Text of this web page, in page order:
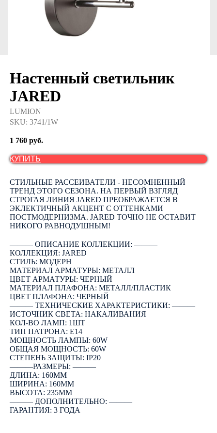
Настенный светильник
JARED
LUMION
SKU: 3741/1W
1 760 руб.
КУПИТЬ
СТИЛЬНЫЕ РАССЕИВАТЕЛИ - НЕСОМНЕННЫЙ
ТРЕНД ЭТОГО СЕЗОНА. НА ПЕРВЫЙ ВЗГЛЯД
СТРОГАЯ ЛИНИЯ JARED ПРЕОБРАЖАЕТСЯ В
ЭКЛЕКТИЧНЫЙ АКЦЕНТ С ОТТЕНКАМИ
ПОСТМОДЕРНИЗМА. JARED ТОЧНО НЕ ОСТАВИТ
НИКОГО РАВНОДУШНЫМ!
――― ОПИСАНИЕ КОЛЛЕКЦИИ: ―――
КОЛЛЕКЦИЯ: JARED
СТИЛЬ: МОДЕРН
МАТЕРИАЛ АРМАТУРЫ: МЕТАЛЛ
ЦВЕТ АРМАТУРЫ: ЧЕРНЫЙ
МАТЕРИАЛ ПЛАФОНА: МЕТАЛЛ/ПЛАСТИК
ЦВЕТ ПЛАФОНА: ЧЕРНЫЙ
――― ТЕХНИЧЕСКИЕ ХАРАКТЕРИСТИКИ: ―――
ИСТОЧНИК СВЕТА: НАКАЛИВАНИЯ
КОЛ-ВО ЛАМП: 1ШТ
ТИП ПАТРОНА: E14
МОЩНОСТЬ ЛАМПЫ: 60W
ОБЩАЯ МОЩНОСТЬ: 60W
СТЕПЕНЬ ЗАЩИТЫ: IP20
―――РАЗМЕРЫ: ―――
ДЛИНА: 160ММ
ШИРИНА: 160ММ
ВЫСОТА: 235ММ
――― ДОПОЛНИТЕЛЬНО: ―――
ГАРАНТИЯ: 3 ГОДА